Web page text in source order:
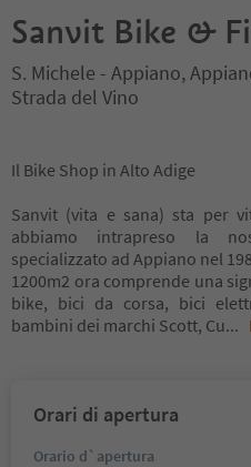
Sanvit Bike &
S. Michele - Appiano,
Strada del Vino
Il Bike Shop in Alto Adige
Sanvit (vita e sana) sta per
abbiamo intrapreso la
specializzato ad Appiano nel
1200m2 ora comprende una
bike, bici da corsa, bici
bambini dei marchi Scott, Cu...
Orari di apertura
Orario d`apertura